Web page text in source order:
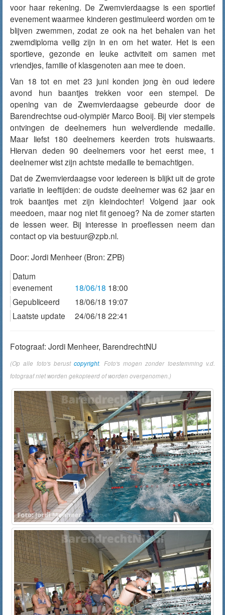
voor haar rekening. De Zwemvierdaagse is een sportief
evenement waarmee kinderen gestimuleerd worden om te
blijven zwemmen, zodat ze ook na het behalen van het
zwemdiploma veilig zijn in en om het water. Het is een
sportieve, gezonde en leuke activiteit om samen met
vriendjes, familie of klasgenoten aan mee te doen.
Van 18 tot en met 23 juni konden jong èn oud iedere
avond hun baantjes trekken voor een stempel. De
opening van de Zwemvierdaagse gebeurde door de
Barendrechtse oud-olympiër Marco Booij. Bij vier stempels
ontvingen de deelnemers hun welverdiende medaille.
Maar liefst 180 deelnemers keerden trots huiswaarts.
Hiervan deden 90 deelnemers voor het eerst mee, 1
deelnemer wist zijn achtste medaille te bemachtigen.
Dat de Zwemvierdaagse voor iedereen is blijkt uit de grote
variatie in leeftijden: de oudste deelnemer was 62 jaar en
trok baantjes met zijn kleindochter! Volgend jaar ook
meedoen, maar nog niet fit genoeg? Na de zomer starten
de lessen weer. Bij interesse in proeflessen neem dan
contact op via bestuur@zpb.nl.
Door: Jordi Menheer (Bron: ZPB)
Datum
evenement
18/06/18 18:00
Gepubliceerd
18/06/18 19:07
Laatste update
24/06/18 22:41
Fotograaf: Jordi Menheer, BarendrechtNU
(Op alle foto's berustcopyright. Foto's mogen zonder toestemming v.d.
fotograaf niet worden gekopieerd of worden overgenomen.)